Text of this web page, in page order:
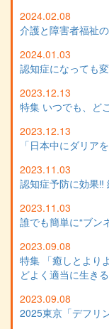
2024.02.08
介護と障害者福祉
2024.01.03
認知症になっても
2023.12.13
特集 いつでも、ど
2023.12.13
「日本中にダリア
2023.11.03
認知症予防に効果‼️
2023.11.03
誰でも簡単に“ブン
2023.09.08
特集 「癒しとより
どよく適当に生きる
2023.09.08
2025東京「デフリ